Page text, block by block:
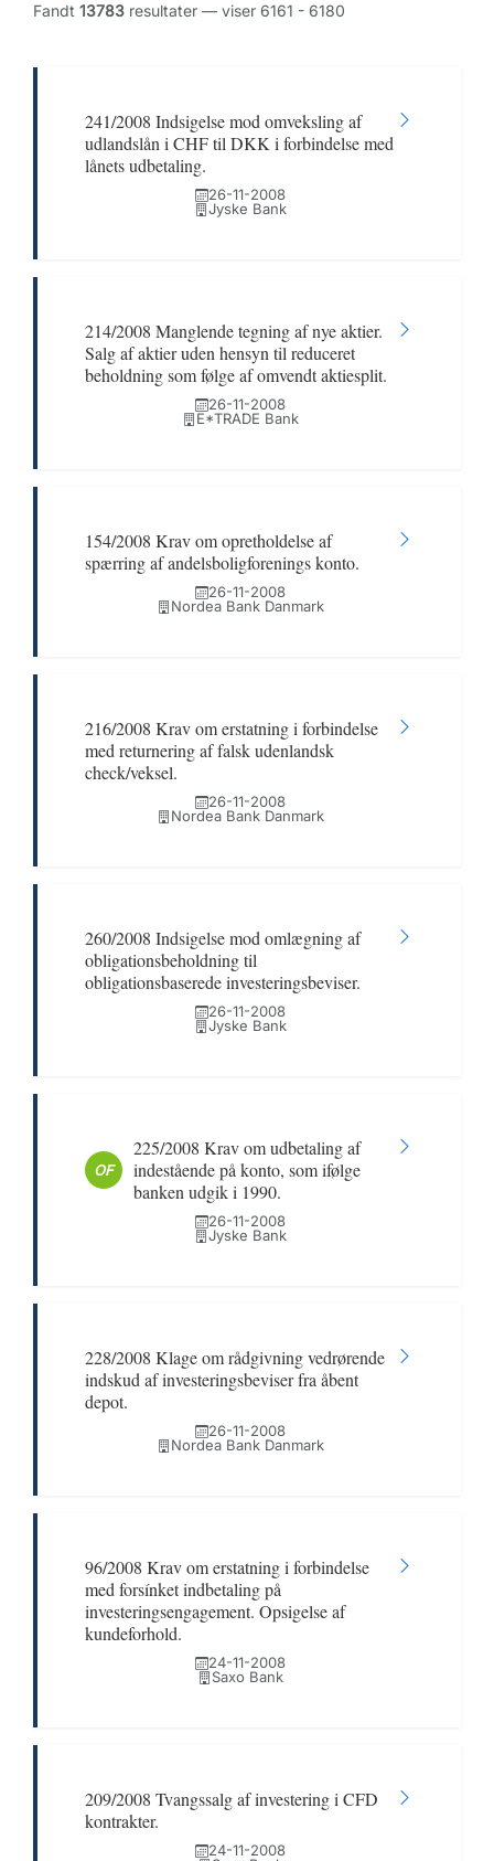
Fandt 13783 resultater — viser 6161 - 6180
241/2008 Indsigelse mod omveksling af
udlandslån i CHF til DKK i forbindelse med
lånets udbetaling.
26-11-2008
Jyske Bank
214/2008 Manglende tegning af nye aktier.
Salg af aktier uden hensyn til reduceret
beholdning som følge af omvendt aktiesplit.
26-11-2008
E*TRADE Bank
154/2008 Krav om opretholdelse af
spærring af andelsboligforenings konto.
26-11-2008
Nordea Bank Danmark
216/2008 Krav om erstatning i forbindelse
med returnering af falsk udenlandsk
check/veksel.
26-11-2008
Nordea Bank Danmark
260/2008 Indsigelse mod omlægning af
obligationsbeholdning til
obligationsbaserede investeringsbeviser.
26-11-2008
Jyske Bank
OF
225/2008 Krav om udbetaling af
indestående på konto, som ifølge
banken udgik i 1990.
26-11-2008
Jyske Bank
228/2008 Klage om rådgivning vedrørende
indskud af investeringsbeviser fra åbent
depot.
26-11-2008
Nordea Bank Danmark
96/2008 Krav om erstatning i forbindelse
med forsínket indbetaling på
investeringsengagement. Opsigelse af
kundeforhold.
24-11-2008
Saxo Bank
209/2008 Tvangssalg af investering i CFD
kontrakter.
24-11-2008